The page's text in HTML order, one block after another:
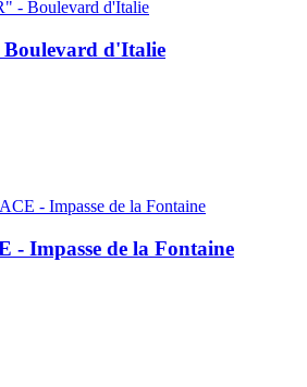
d'Italie
Impasse de la Fontaine